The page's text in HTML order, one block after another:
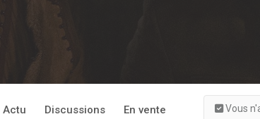
Vous
Actu Discussions En vente